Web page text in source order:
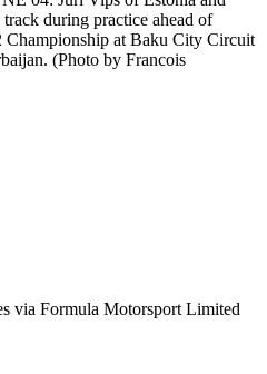
via Formula Motorsport Limited